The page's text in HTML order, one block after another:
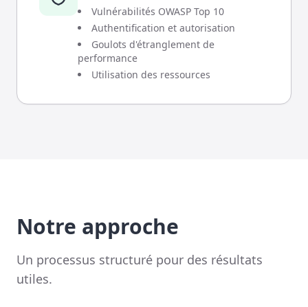
Vulnérabilités OWASP Top 10
Authentification et autorisation
Goulots d'étranglement de
performance
Utilisation des ressources
Notre approche
Un processus structuré pour des résultats
utiles.